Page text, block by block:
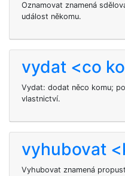
Oznamovat znamená
událost někomu.
vydat <co
Vydat: dodat něco komu;
vlastnictví.
vyhubovat
Vyhubovat znamená